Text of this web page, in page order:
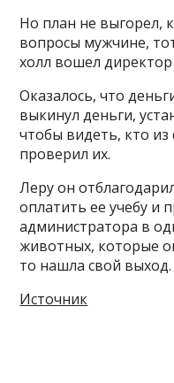
Но план не выгорел,
вопросы мужчине,
холл вошел директор
Оказалось, что
выкинул деньги,
чтобы видеть, кто из
проверил их.
Леру он
оплатить ее учебу и
администратора в
животных, которые
то нашла свой выход.
Источник